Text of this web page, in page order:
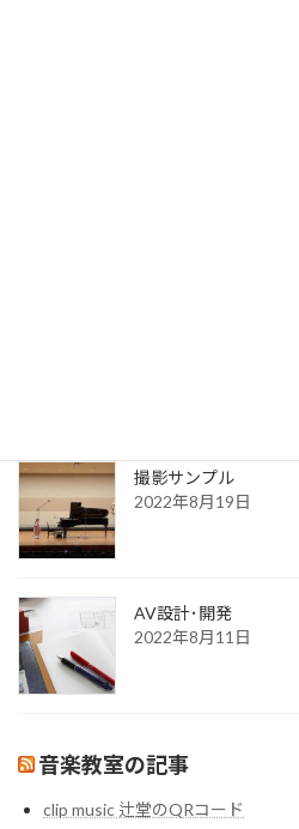
撮影サンプル
2022年8月19日
AV設計･開発
2022年8月11日
音楽教室の記事
clip music 辻堂のQRコード